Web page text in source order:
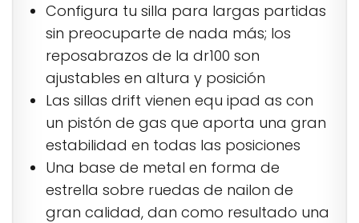
Configura tu silla para largas partidas
sin preocuparte de nada más; los
reposabrazos de la dr100 son
ajustables en altura y posición
Las sillas drift vienen equ ipad as con
un pistón de gas que aporta una gran
estabilidad en todas las posiciones
Una base de metal en forma de
estrella sobre ruedas de nailon de
gran calidad, dan como resultado una